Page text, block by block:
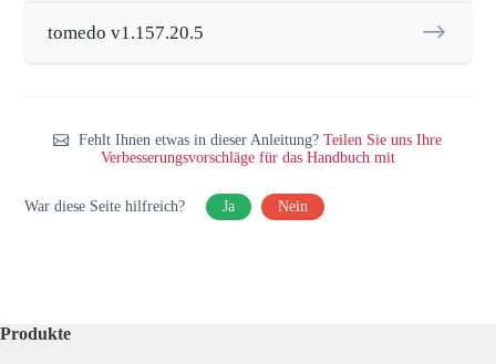
tomedo v1.157.20.5
Fehlt Ihnen etwas in dieser Anleitung?Teilen Sie uns Ihre
Verbesserungsvorschläge für das Handbuch mit
War diese Seite hilfreich? Ja Nein
Produkte